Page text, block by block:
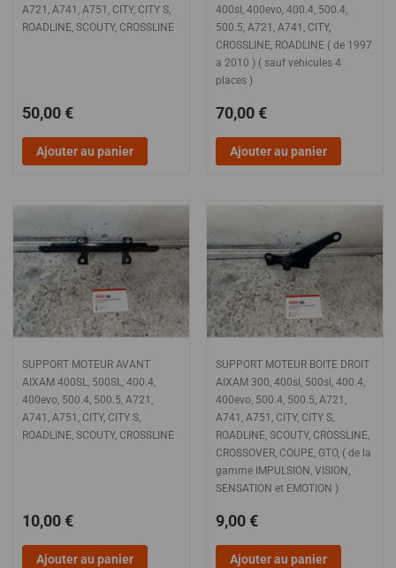
A721, A741, A751, CITY, CITY S,
ROADLINE, SCOUTY, CROSSLINE
50,00 €
Ajouter au panier
400sl, 400evo, 400.4, 500.4,
500.5, A721, A741, CITY,
CROSSLINE, ROADLINE ( de 1997
a 2010 ) ( sauf vehicules 4
places )
70,00 €
Ajouter au panier
SUPPORT MOTEUR AVANT
AIXAM 400SL, 500SL, 400.4,
400evo, 500.4, 500.5, A721,
A741, A751, CITY, CITY S,
ROADLINE, SCOUTY, CROSSLINE
10,00 €
Ajouter au panier
SUPPORT MOTEUR BOITE DROIT
AIXAM 300, 400sl, 500sl, 400.4,
400evo, 500.4, 500.5, A721,
A741, A751, CITY, CITY S,
ROADLINE, SCOUTY, CROSSLINE,
CROSSOVER, COUPE, GTO, ( de la
gamme IMPULSION, VISION,
SENSATION et EMOTION )
9,00 €
Ajouter au panier